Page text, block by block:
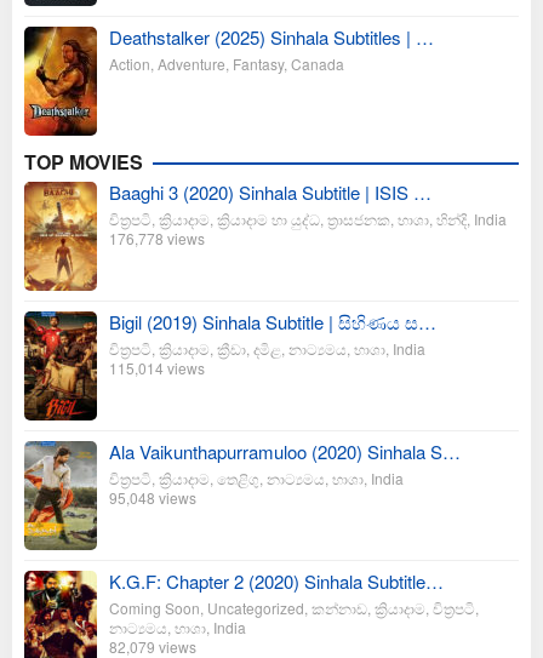
Deathstalker (2025) Sinhala Subtitles | …
Action Adventure Fantasy, Canada
TOP MOVIES
Baaghi 3 (2020) Sinhala Subtitle | ISIS …
චිත්‍රපටි ක්‍රියාදාම ක්‍රියාදාම හා යුද්ධ ත්‍රාසජනක භාශා හින්දි India
176,778 views
Bigil (2019) Sinhala Subtitle | සිහිණය ස…
චිත්‍රපටි ක්‍රියාදාම ක්‍රීඩා දමිළ නාට්‍යමය භාශා India
115,014 views
Ala Vaikunthapurramuloo (2020) Sinhala S…
චිත්‍රපටි ක්‍රියාදාම තෙළිගු නාට්‍යමය භාශා India
95,048 views
K.G.F: Chapter 2 (2020) Sinhala Subtitle…
Coming Soon Uncategorized කන්නාඩ ක්‍රියාදාම චිත්‍රපටි
නාට්‍යමය භාශා India
82,079 views